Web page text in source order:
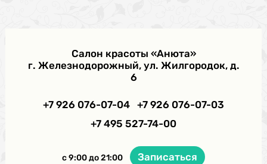
Салон красоты «Анюта»
г. Железнодорожный, ул. Жилгородок, д.
6
+7 926 076-07-04 +7 926 076-07-03
+7 495 527-74-00
с 9:00 до 21:00 Записаться